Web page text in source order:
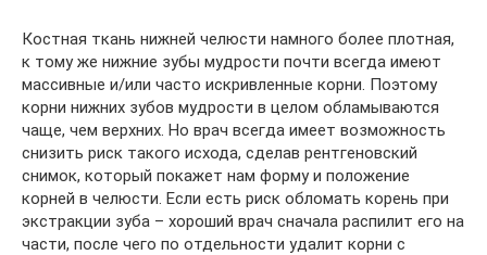
Костная ткань нижней челюсти намного более плотная,
к тому же нижние зубы мудрости почти всегда имеют
массивные и/или часто искривленные корни. Поэтому
корни нижних зубов мудрости в целом обламываются
чаще, чем верхних. Но врач всегда имеет возможность
снизить риск такого исхода, сделав рентгеновский
снимок, который покажет нам форму и положение
корней в челюсти. Если есть риск обломать корень при
экстракции зуба – хороший врач сначала распилит его на
части, после чего по отдельности удалит корни с